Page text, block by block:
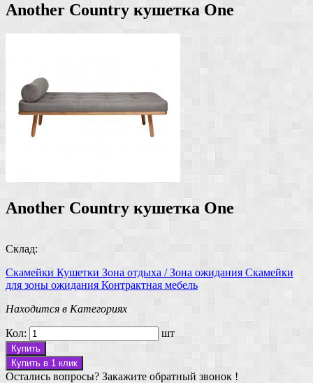
Another Country кушетка One
Another Country кушетка One
Склад:
Скамейки Кушетки Зона отдыха / Зона ожидания Скамейки
для зоны ожидания Контрактная мебель
Находится в Категориях
Кол: шт
Купить
Купить в 1 клик
Остались вопросы? Закажите обратный звонок !